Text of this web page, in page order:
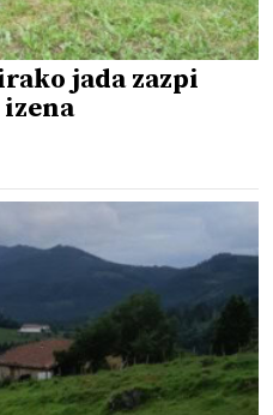
jada zazpi